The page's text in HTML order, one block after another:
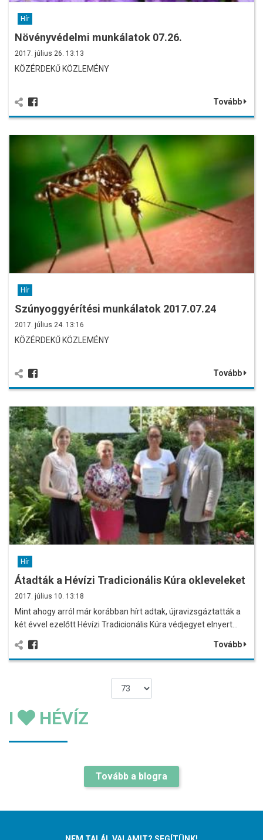
Hír
Növényvédelmi munkálatok 07.26.
2017. július 26. 13:13
KÖZÉRDEKŰ KÖZLEMÉNY
Tovább
Hír
Szúnyoggyérítési munkálatok 2017.07.24
2017. július 24. 13:16
KÖZÉRDEKŰ KÖZLEMÉNY
Tovább
Hír
Átadták a Hévízi Tradicionális Kúra okleveleket
2017. július 10. 13:18
Mint ahogy arról már korábban hírt adtak, újravizsgáztatták a
két évvel ezelőtt Hévízi Tradicionális Kúra védjegyet elnyert…
Tovább
I HÉVÍZ
Tovább a blogra